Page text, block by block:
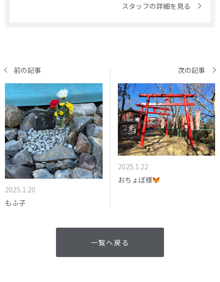
スタッフの詳細を見る
前の記事
2025.1.20
もふ子
次の記事
2025.1.22
おちょぼ様
一覧へ戻る